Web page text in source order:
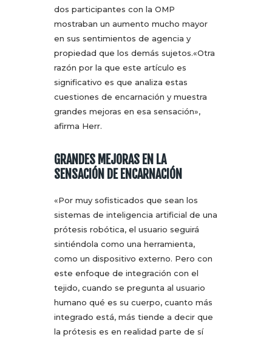
dos participantes con la OMP
mostraban un aumento mucho mayor
en sus sentimientos de agencia y
propiedad que los demás sujetos.«Otra
razón por la que este artículo es
significativo es que analiza estas
cuestiones de encarnación y muestra
grandes mejoras en esa sensación»,
afirma Herr.
GRANDES MEJORAS EN LA
SENSACIÓN DE ENCARNACIÓN
«Por muy sofisticados que sean los
sistemas de inteligencia artificial de una
prótesis robótica, el usuario seguirá
sintiéndola como una herramienta,
como un dispositivo externo. Pero con
este enfoque de integración con el
tejido, cuando se pregunta al usuario
humano qué es su cuerpo, cuanto más
integrado está, más tiende a decir que
la prótesis es en realidad parte de sí